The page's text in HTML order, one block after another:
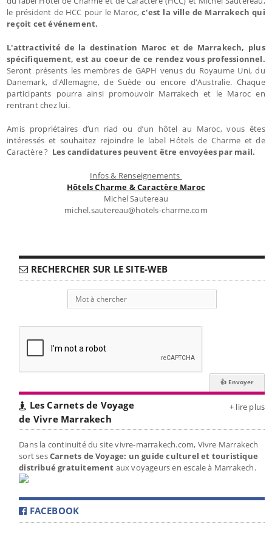
le président de HCC pour le Maroc,c'est la ville de Marrakech qui
reçoit cet événement.
L'attractivité de la destination Maroc et de Marrakech, plus
spécifiquement, est au coeur de ce rendez vous professionnel.
Seront présents les membres de GAPH venus du Royaume Uni, du
Danemark, d'Allemagne, de Suède ou encore d'Australie. Chaque
participants pourra ainsi promouvoir Marrakech et le Maroc en
rentrant chez lui.
Amis propriétaires d’un riad ou d’un hôtel au Maroc, vous êtes
intéressés et souhaitez rejoindre le label Hôtels de Charme et de
Caractère ? Les candidatures peuvent être envoyées par mail.
Infos & Renseignements
Hôtels Charme & Caractère Maroc
Michel Sautereau
michel.sautereau@hotels-charme.com
RECHERCHER SUR LE SITE-WEB
Les Carnets de Voyage
de Vivre Marrakech
+ lire plus
Dans la continuité du site vivre-marrakech.com, Vivre Marrakech
sort sesCarnets de Voyage: un guide culturel et touristique
distribué gratuitement aux voyageurs en escale à Marrakech.
FACEBOOK